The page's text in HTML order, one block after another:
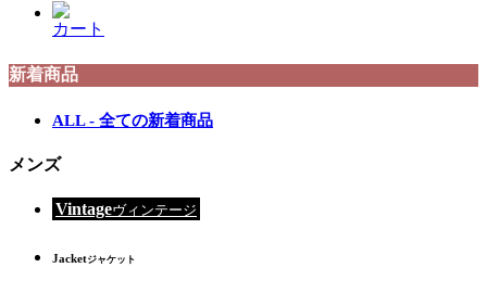
カート
新着商品
ALL - 全ての新着商品
メンズ
Vintageヴィンテージ
Jacketジャケット